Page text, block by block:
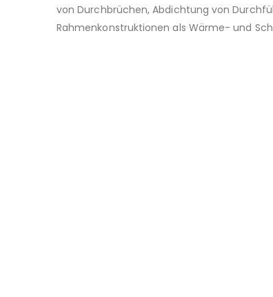
von Durchbrüchen, Abdichtung von
Rahmenkonstruktionen als Wärme- und